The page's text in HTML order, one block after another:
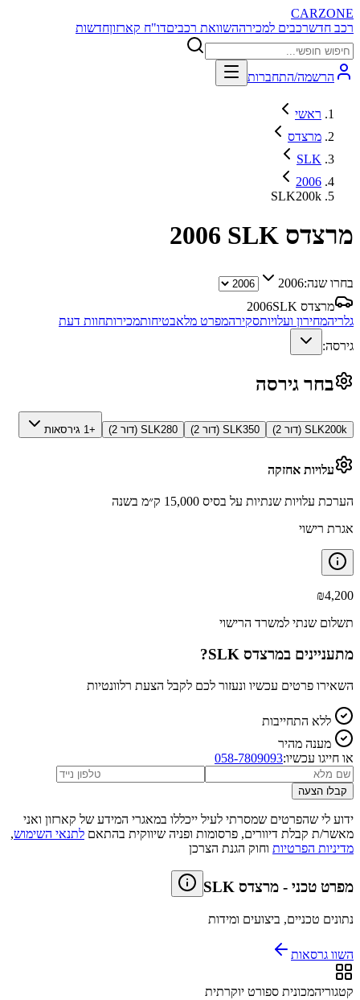
CARZONE
רכב חדשרכבים למכירההשוואת רכביםדו"ח קארזוןחדשות
הרשמה/התחברות
ראשי
מרצדס
SLK
2006
SLK200k
מרצדס SLK 2006
בחרו שנה:2006
מרצדס SLK
2006
גלריהמחירון ועלויותסקירהמפרט מלאבטיחותמכירותחוות דעת
גירסה:
בחר גירסה
SLK200k (דור 2) SLK350 (דור 2) SLK280 (דור 2) +1 גירסאות
עלויות אחזקה
הערכת עלויות שנתיות על בסיס 15,000 ק״מ בשנה
אגרת רישוי
₪4,200
תשלום שנתי למשרד הרישוי
מתעניינים במרצדס SLK ?
השאירו פרטים עכשיו ונעזור לכם לקבל הצעת רלוונטיות
ללא התחייבות
מענה מהיר
או חייגו עכשיו:058-7809093
קבלו הצעה
ידוע לי שהפרטים שמסרתי לעיל ייכללו במאגרי המידע של קארזון ואני
מאשר/ת קבלת דיוורים, פרסומות ופניה שיווקית בהתאם לתנאי השימוש,
מדיניות הפרטיות וחוק הגנת הצרכן
מפרט טכני - מרצדס SLK
נתונים טכניים, ביצועים ומידות
השוו גרסאות
קטגוריהמכונית ספורט יוקרתית